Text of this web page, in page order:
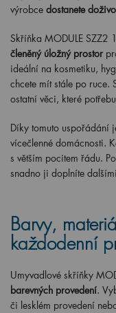
výrobce dostanete
Skříňka MODULE SZZ2
členěný úložný prostor
ideální na kosmetiku,
chcete mít stále po ruce.
ostatní věci, které
Díky tomuto uspořádání
vícečlenné domácnosti.
s větším pocitem řádu.
snadno ji doplníte
Barvy,
každodenní
Umyvadlové skříňky
barevných provedení.
či lesklém provedení